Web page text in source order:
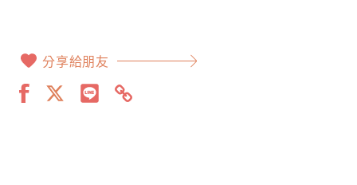
分享給朋友